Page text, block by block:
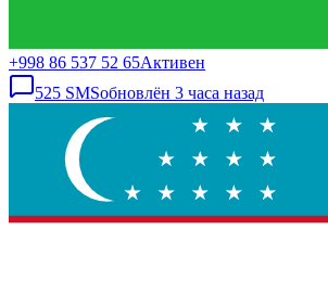
+998 86 537 52 65Активен
525 SMSобновлён 3 часа назад